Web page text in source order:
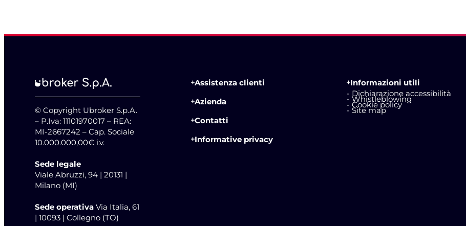
© Copyright Ubroker S.p.A.
– P.Iva: 11101970017 – REA:
MI-2667242 – Cap. Sociale
10.000.000,00€ i.v.
Sede legale
Viale Abruzzi, 94 | 20131 |
Milano (MI)
Sede operativa Via Italia, 61
| 10093 | Collegno (TO)
Assistenza clienti
Azienda
Contatti
Informative privacy
Informazioni utili
- Dichiarazione accessibilità
- Whistleblowing
- Cookie policy
- Site map